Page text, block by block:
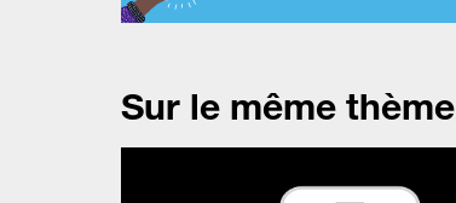
Sur le même thème